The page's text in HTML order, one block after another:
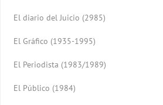
El diario del Juicio (2985)
El Gráfico (1935-1995)
El Periodista (1983/1989)
El Público (1984)